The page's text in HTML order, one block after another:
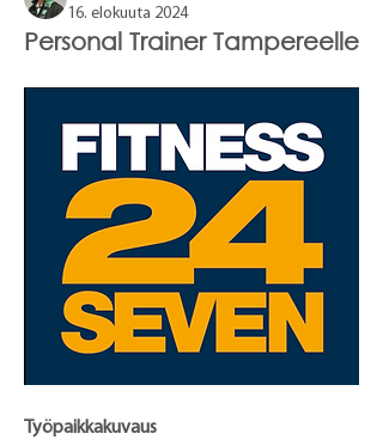
16. elokuuta 2024
Personal Trainer Tampereelle
Työpaikkakuvaus